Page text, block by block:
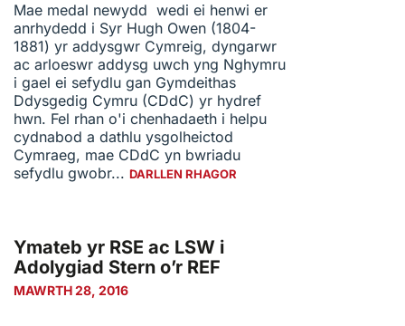
Mae medal newydd wedi ei henwi er
anrhydedd i Syr Hugh Owen (1804-
1881) yr addysgwr Cymreig, dyngarwr
ac arloeswr addysg uwch yng Nghymru
i gael ei sefydlu gan Gymdeithas
Ddysgedig Cymru (CDdC) yr hydref
hwn. Fel rhan o'i chenhadaeth i helpu
cydnabod a dathlu ysgolheictod
Cymraeg, mae CDdC yn bwriadu
sefydlu gwobr... DARLLEN RHAGOR
Ymateb yr RSE ac LSW i
Adolygiad Stern o’r REF
MAWRTH 28, 2016